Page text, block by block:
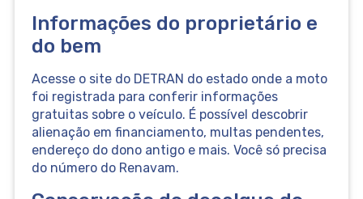
Informações do proprietário e
do bem
Acesse o site do DETRAN do estado onde a moto
foi registrada para conferir informações
gratuitas sobre o veículo. É possível descobrir
alienação em financiamento, multas pendentes,
endereço do dono antigo e mais. Você só precisa
do número do Renavam.